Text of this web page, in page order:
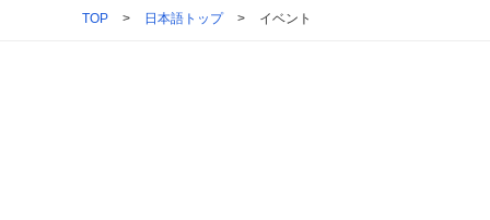
TOP > 日本語トップ > イベント